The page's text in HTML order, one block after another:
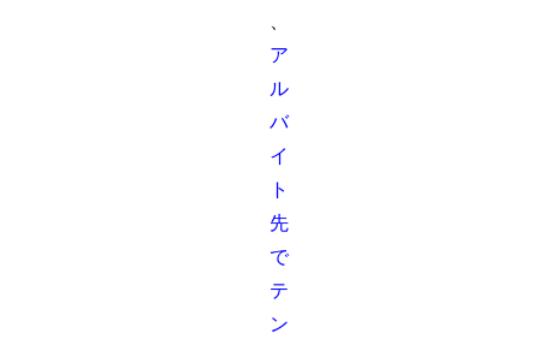
ア
ル
バ
イ
ト
先
で
テ
ン